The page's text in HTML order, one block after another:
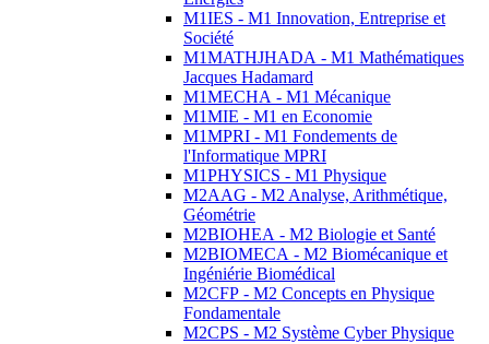
M1IES - M1 Innovation, Entreprise et
Société
M1MATHJHADA - M1 Mathématiques
Jacques Hadamard
M1MECHA - M1 Mécanique
M1MIE - M1 en Economie
M1MPRI - M1 Fondements de
l'Informatique MPRI
M1PHYSICS - M1 Physique
M2AAG - M2 Analyse, Arithmétique,
Géométrie
M2BIOHEA - M2 Biologie et Santé
M2BIOMECA - M2 Biomécanique et
Ingéniérie Biomédical
M2CFP - M2 Concepts en Physique
Fondamentale
M2CPS - M2 Système Cyber Physique